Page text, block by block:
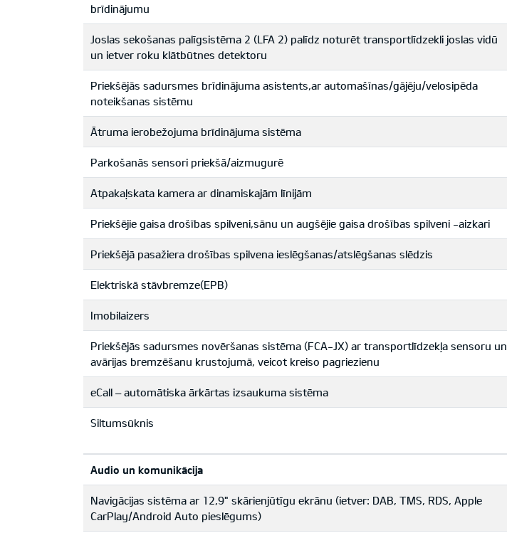
brīdinājumu
Joslas sekošanas palīgsistēma 2 (LFA 2) palīdz noturēt transportlīdzekli joslas vidū
un ietver roku klātbūtnes detektoru
Priekšējās sadursmes brīdinājuma asistents,ar automašīnas/gājēju/velosipēda
noteikšanas sistēmu
Ātruma ierobežojuma brīdinājuma sistēma
Parkošanās sensori priekšā/aizmugurē
Atpakaļskata kamera ar dinamiskajām līnijām
Priekšējie gaisa drošības spilveni,sānu un augšējie gaisa drošības spilveni -aizkari
Priekšējā pasažiera drošības spilvena ieslēgšanas/atslēgšanas slēdzis
Elektriskā stāvbremze(EPB)
Imobilaizers
Priekšējās sadursmes novēršanas sistēma (FCA-JX) ar transportlīdzekļa sensoru un
avārijas bremzēšanu krustojumā, veicot kreiso pagriezienu
eCall – automātiska ārkārtas izsaukuma sistēma
Siltumsūknis
Audio un komunikācija
Navigācijas sistēma ar 12,9" skārienjūtīgu ekrānu (ietver: DAB, TMS, RDS, Apple
CarPlay/Android Auto pieslēgums)